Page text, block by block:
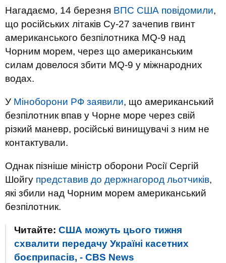
Нагадаємо, 14 березня ВПС США повідомили,
що російських літаків Су-27 зачепив гвинт
американського безпілотника MQ-9 над
Чорним морем, через що американським
силам довелося збити MQ-9 у міжнародних
водах.
У Міноборони РФ заявили, що американський
безпілотник впав у Чорне море через свій
різкий маневр, російські винищувачі з ним не
контактували.
Однак пізніше міністр оборони Росії Сергій
Шойгу представив до держнагород льотчиків,
які збили над Чорним морем американський
безпілотник.
Читайте: США можуть цього тижня
схвалити передачу Україні касетних
боєприпасів, - CBS News